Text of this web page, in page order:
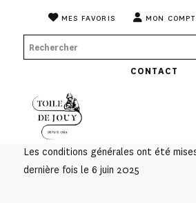
MES FAVORIS MON
CONTACT
Les conditions générales ont été
dernière fois le 6 juin 2025